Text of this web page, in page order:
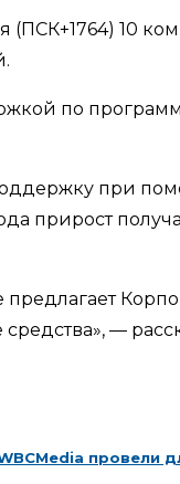
10
по
при
прирост
—